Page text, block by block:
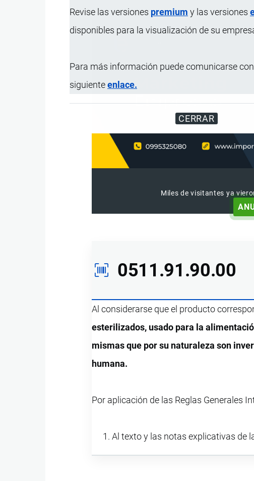
Revise las versiones premium y las versiones
disponibles para la visualización de su
Para más información puede comunicarse
siguienteenlace.
CERRAR
Miles de visitantes ya
0511.91.90.00
Al considerarse que el producto
esterilizados, usado para la
mismas que por su naturaleza son
humana.
Por aplicación de las Reglas Generales
Al texto y las notas explicativas de